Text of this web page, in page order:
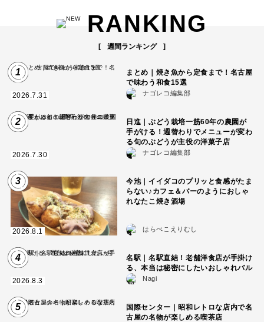
RANKING
週間ランキング
1
2026.7.31
まとめ｜焼き魚から定食まで！名古屋
で味わう和食15選
ナゴレコ編集部
2
2026.7.30
日進｜ぶどう栽培一筋60年の農園が
手がける！週替わりでメニューが変わ
る旬のぶどうが主役の洋菓子店
ナゴレコ編集部
3
2026.8.1
今池｜イイダコのプリッと食感がたま
らない♪カフェ＆バーのようにおしゃ
れなたこ焼き酒場
はらぺこえりむし
4
2026.8.3
名駅｜名駅直結！老舗洋食店が手掛け
る、本当は秘密にしたいおしゃれバル
Nagi
5
国際センター｜昭和レトロな店内で名
古屋の名物が楽しめる喫茶店